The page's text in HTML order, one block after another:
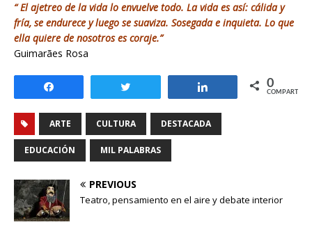
“ El ajetreo de la vida lo envuelve todo. La vida es así: cálida y
fría, se endurece y luego se suaviza. Sosegada e inquieta. Lo que
ella quiere de nosotros es coraje.”
Guimarães Rosa
Compartir 0
COMPARTIR
ARTE CULTURA DESTACADA
EDUCACIÓN MIL PALABRAS
PREVIOUS
Teatro, pensamiento en el aire y debate interior